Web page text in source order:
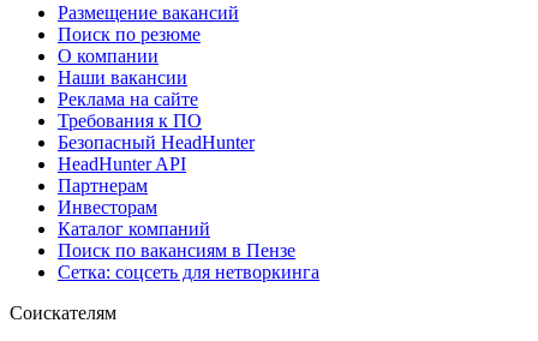
Размещение вакансий
Поиск по резюме
О компании
Наши вакансии
Реклама на сайте
Требования к ПО
Безопасный HeadHunter
HeadHunter API
Партнерам
Инвесторам
Каталог компаний
Поиск по вакансиям в Пензе
Сетка: соцсеть для нетворкинга
Соискателям